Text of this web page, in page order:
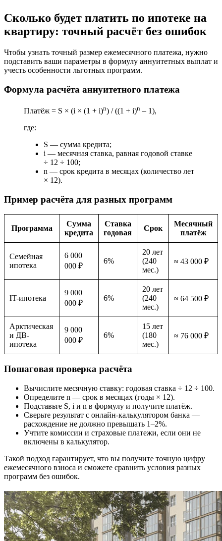
Сколько будет платить по ипотеке на
квартиру: точный расчёт без ошибок
Чтобы узнать точный размер ежемесячного платежа, нужно
подставить ваши параметры в формулу аннуитетных выплат и
учесть особенности льготных программ.
Формула расчёта аннуитетного платежа
Платёж = S × (i × (1 + i)n) / ((1 + i)n – 1),
где:
S — сумма кредита;
i — месячная ставка, равная годовой ставке
÷ 12 ÷ 100;
n — срок кредита в месяцах (количество лет
× 12).
Пример расчёта для разных программ
Программа
Сумма
кредита
Ставка
годовая
Срок
Месячный
платёж
Семейная
ипотека
6 000
000 ₽
6%
20 лет
(240
мес.)
≈ 43 000 ₽
IT-ипотека
9 000
000 ₽
6%
20 лет
(240
мес.)
≈ 64 500 ₽
Арктическая
и ДВ-
ипотека
9 000
000 ₽
6%
15 лет
(180
мес.)
≈ 76 000 ₽
Пошаговая проверка расчёта
Вычислите месячную ставку: годовая ставка ÷ 12 ÷ 100.
Определите n — срок в месяцах (годы × 12).
Подставьте S, i и n в формулу и получите платёж.
Сверьте результат с онлайн-калькулятором банка —
расхождение не должно превышать 1–2%.
Учтите комиссии и страховые платежи, если они не
включены в калькулятор.
Такой подход гарантирует, что вы получите точную цифру
ежемесячного взноса и сможете сравнить условия разных
программ без ошибок.